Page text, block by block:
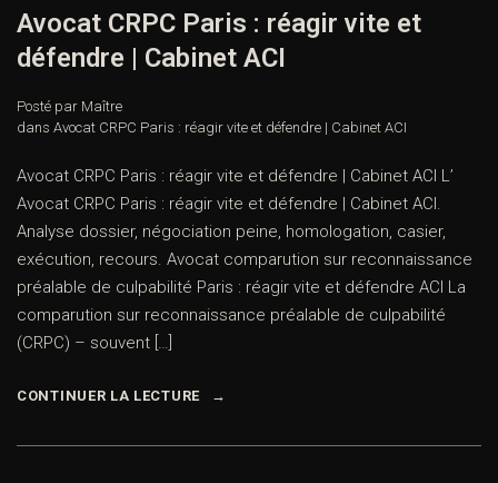
Avocat CRPC Paris : réagir vite et
défendre | Cabinet ACI
Posté par Maître
dans Avocat CRPC Paris : réagir vite et défendre | Cabinet ACI
Avocat CRPC Paris : réagir vite et défendre | Cabinet ACI L’
Avocat CRPC Paris : réagir vite et défendre | Cabinet ACI.
Analyse dossier, négociation peine, homologation, casier,
exécution, recours. Avocat comparution sur reconnaissance
préalable de culpabilité Paris : réagir vite et défendre ACI La
comparution sur reconnaissance préalable de culpabilité
(CRPC) – souvent […]
CONTINUER LA LECTURE